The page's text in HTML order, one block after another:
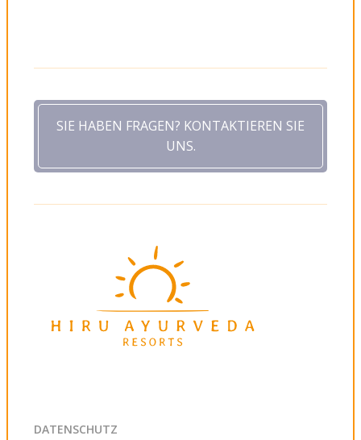
SIE HABEN FRAGEN? KONTAKTIEREN SIE
UNS.
DATENSCHUTZ